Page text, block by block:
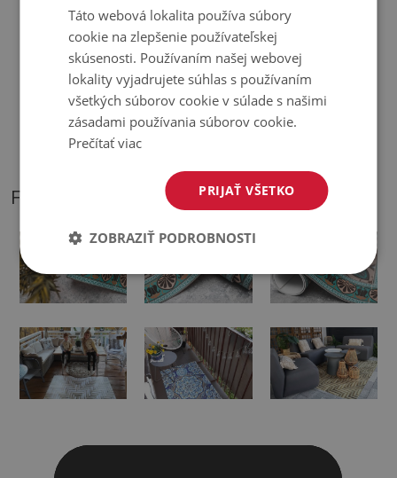
Koberce nie sú protišmykové;
Odtiene kobercov sa môžu mierne líšiť od vizualizácie.
Podložka je určená na použitie na tvrdom povrchu. Pri
položení na mäkký povrch sa môže ohnúť a posunúť.
FOTOGRAFIE NÁŠHO PRODUKTU
Táto webová lokalita používa súbory
cookie na zlepšenie používateľskej
skúsenosti. Používaním našej webovej
lokality vyjadrujete súhlas s používaním
všetkých súborov cookie v súlade s našimi
zásadami používania súborov cookie.
Prečítať viac
PRIJAŤ VŠETKO
ZOBRAZIŤ PODROBNOSTI